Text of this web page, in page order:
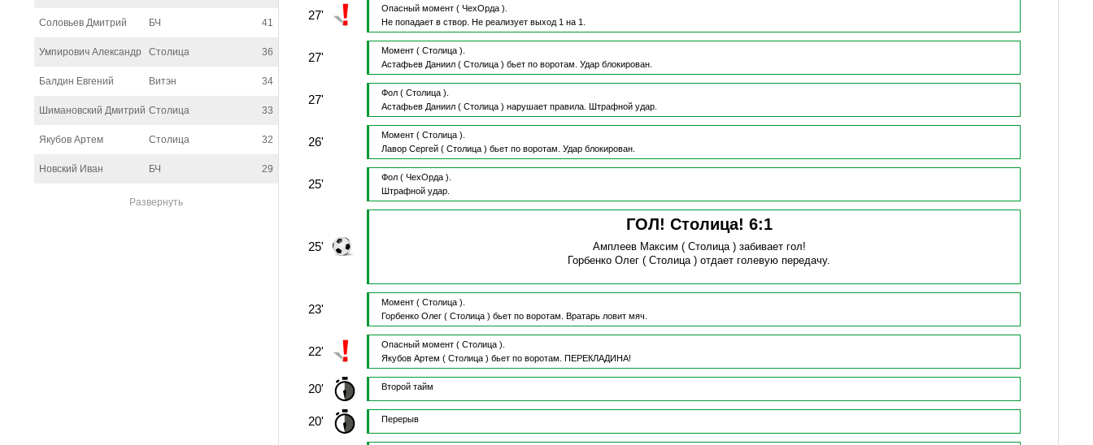
Соловьев Дмитрий БЧ 41
Умпирович Александр Столица 36
Балдин Евгений Витэн 34
Шимановский Дмитрий Столица 33
Якубов Артем Столица 32
Новский Иван БЧ 29
Развернуть
27' Опасный момент ( ЧехОрда ).
Не попадает в створ.
Не реализует выход 1 на 1.
27' Момент ( Столица ).
Астафьев Даниил( Столица ) бьет по воротам. Удар блокирован.
27' Фол ( Столица ).
Астафьев Даниил( Столица ) нарушает правила. Штрафной удар.
26' Момент ( Столица ).
Лавор Сергей( Столица ) бьет по воротам. Удар блокирован.
25' Фол ( ЧехОрда ).
Штрафной удар.
25'
ГОЛ! Столица! 6:1
Амплеев Максим ( Столица ) забивает гол!
Горбенко Олег ( Столица )отдает голевую передачу.
23' Момент ( Столица ).
Горбенко Олег( Столица ) бьет по воротам. Вратарь ловит мяч.
22' Опасный момент ( Столица ).
Якубов Артем ( Столица ) бьет по воротам. ПЕРЕКЛАДИНА!
20' Второй тайм
20' Перерыв